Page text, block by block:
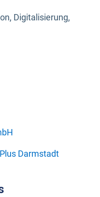
Digitalisierung,
Darmstadt